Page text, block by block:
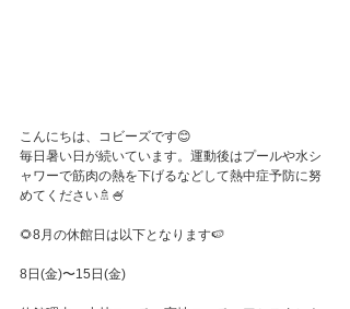
こんにちは、コビーズです😊
毎日暑い日が続いています。運動後はプールや水シ
ャワーで筋肉の熱を下げるなどして熱中症予防に努
めてください🚿🍧
🌻8月の休館日は以下となります🍉
8日(金)〜15日(金)